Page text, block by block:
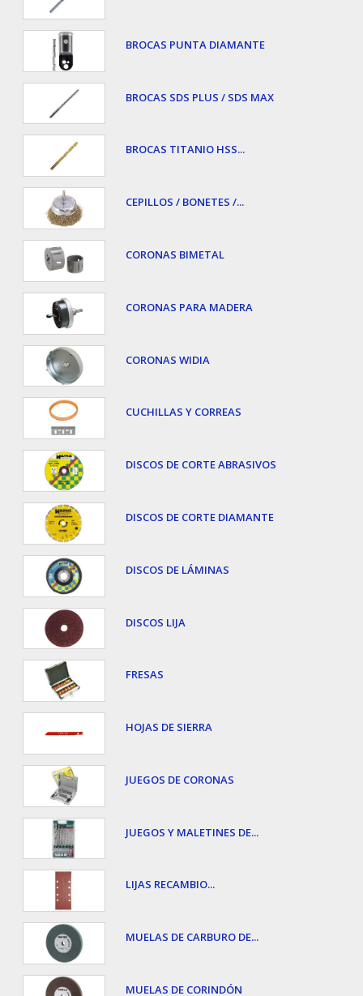
BROCAS PUNTA DIAMANTE
BROCAS SDS PLUS / SDS MAX
BROCAS TITANIO HSS...
CEPILLOS / BONETES /...
CORONAS BIMETAL
CORONAS PARA MADERA
CORONAS WIDIA
CUCHILLAS Y CORREAS
DISCOS DE CORTE ABRASIVOS
DISCOS DE CORTE DIAMANTE
DISCOS DE LÁMINAS
DISCOS LIJA
FRESAS
HOJAS DE SIERRA
JUEGOS DE CORONAS
JUEGOS Y MALETINES DE...
LIJAS RECAMBIO...
MUELAS DE CARBURO DE...
MUELAS DE CORINDÓN